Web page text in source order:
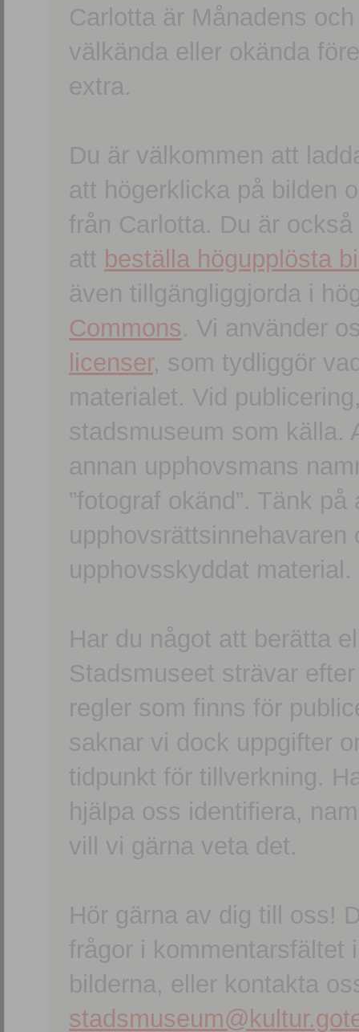
Carlotta är Månadens
välkända eller okända
extra.
Du är välkommen att
att högerklicka på bilden
från Carlotta. Du är
att beställa högupplösta
även tillgängliggjorda i
Commons. Vi använder
licenser, som tydliggör
materialet. Vid
stadsmuseum som källa.
annan upphovsmans
”fotograf okänd”. Tänk
upphovsskyddat material.
Har du något att berätta
Stadsmuseet strävar
regler som finns för
saknar vi dock uppgifter
tidpunkt för tillverkning.
hjälpa oss identifiera,
vill vi gärna veta det.
Hör gärna av dig till oss!
frågor i kommentarsfältet
bilderna, eller kontakta